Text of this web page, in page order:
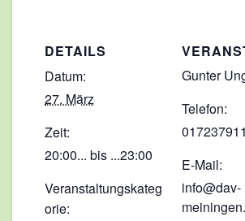
DETAILS
Datum:
27. März
Zeit:
20:00... bis ...23:00
Veranstaltungskateg
orie:
Gunter
Telefon:
E-Mail:
info@dav-